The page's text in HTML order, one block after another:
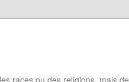
races ou des religions, mais de